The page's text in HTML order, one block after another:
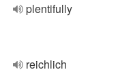
plentifully
reichlich